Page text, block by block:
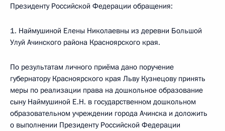
Президенту Российской Федерации обращения:
1. Наймушиной Елены Николаевны из деревни Большой
Улуй Ачинского района Красноярского края.
По результатам личного приёма дано поручение
губернатору Красноярского края Льву Кузнецову принять
меры по реализации права на дошкольное образование
сыну Наймушиной Е.Н. в государственном дошкольном
образовательном учреждении города Ачинска и доложить
о выполнении Президенту Российской Федерации